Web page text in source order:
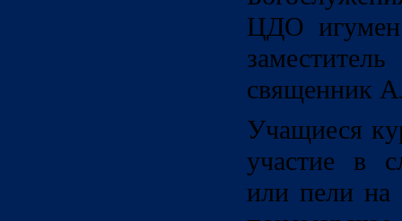
ЦДО
священник
Учащиеся
участие в
или пели на